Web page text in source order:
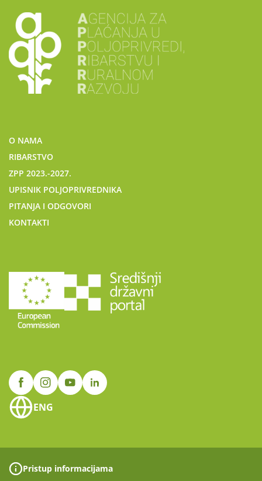
O NAMA
RIBARSTVO
ZPP 2023.-2027.
UPISNIK POLJOPRIVREDNIKA
PITANJA I ODGOVORI
KONTAKTI
ENG
Pristup informacijama